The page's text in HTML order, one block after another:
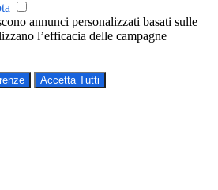
annunci personalizzati basati sulle
l’efficacia delle campagne
Accetta Tutti